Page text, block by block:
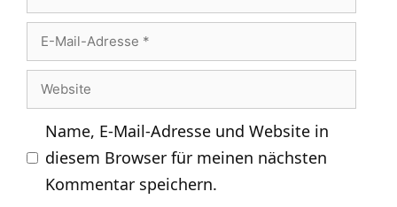
Mail-
Adresse
Website
Name, E-Mail-Adresse und Website in
diesem Browser für meinen nächsten
Kommentar speichern.